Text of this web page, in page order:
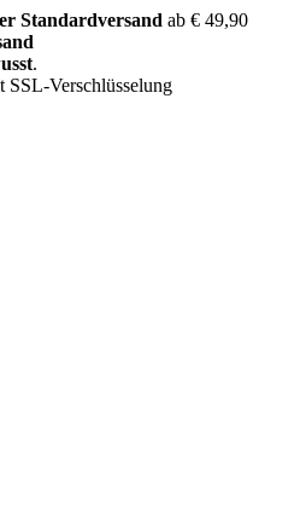
Standardversand ab € 49,90
.
SSL-Verschlüsselung